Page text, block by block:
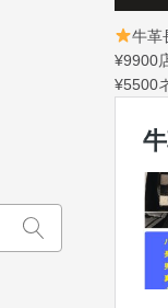
牛革
¥9900
¥5500